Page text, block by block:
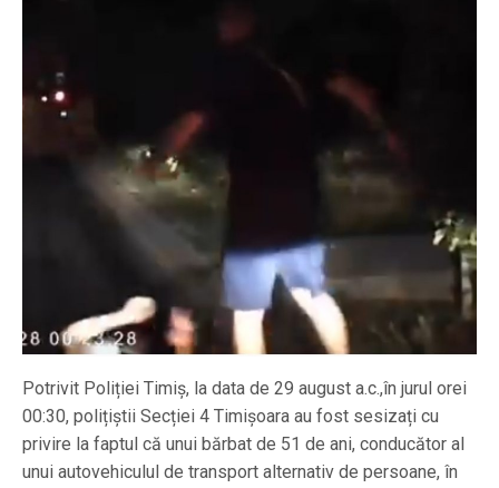
Potrivit Poliției Timiș, la data de 29 august a.c.,în jurul orei
00:30, polițiștii Secției 4 Timișoara au fost sesizați cu
privire la faptul că unui bărbat de 51 de ani, conducător al
unui autovehiculul de transport alternativ de persoane, în